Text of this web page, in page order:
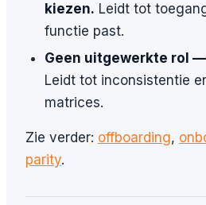
kiezen. Leidt tot
functie past.
Geen uitgewerkte rol
Leidt tot inconsistentie
matrices.
Zie verder: offboarding,
parity.